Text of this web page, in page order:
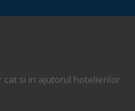
cat si in ajutorul hotelierilor